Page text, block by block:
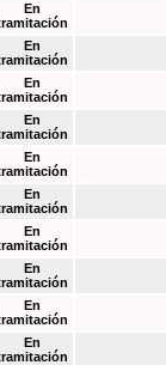
En
En
En
En
En
En
En
En
En
En